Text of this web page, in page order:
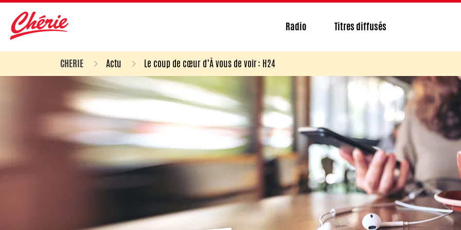
Radio Titres diffusés
CHERIE Actu Le coup de cœur d’À vous de voir : H24